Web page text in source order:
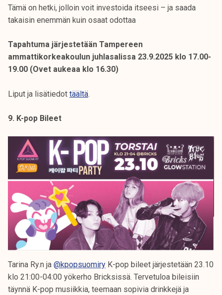
Tämä on hetki, jolloin voit investoida itseesi – ja saada
takaisin enemmän kuin osaat odottaa
Tapahtuma järjestetään Tampereen
ammattikorkeakoulun juhlasalissa 23.9.2025 klo 17.00-
19.00 (Ovet aukeaa klo 16.30)
Liput ja lisätiedot täältä.
9. K-pop Bileet
Tarina Ry.n ja @kpopsuomiry K-pop bileet järjestetään 23.10
klo 21:00-04:00 yökerho Bricksissä. Tervetuloa bileisiin
täynnä K-pop musiikkia, teemaan sopivia drinkkejä ja